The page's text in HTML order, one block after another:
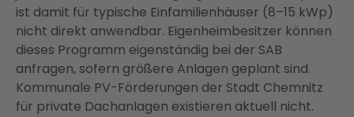
ist damit für typische Einfamilienhäuser (8–15 kWp)
nicht direkt anwendbar. Eigenheimbesitzer können
dieses Programm eigenständig bei der SAB
anfragen, sofern größere Anlagen geplant sind.
Kommunale PV-Förderungen der Stadt Chemnitz
für private Dachanlagen existieren aktuell nicht.